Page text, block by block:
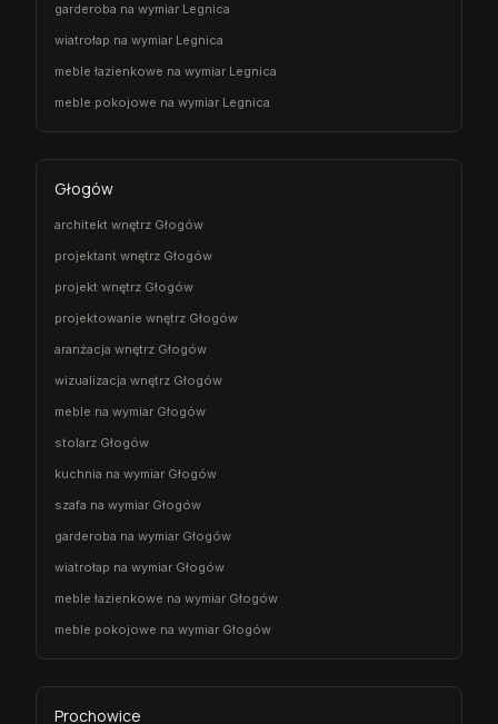
garderoba na wymiar Legnica
wiatrołap na wymiar Legnica
meble łazienkowe na wymiar Legnica
meble pokojowe na wymiar Legnica
Głogów
architekt wnętrz Głogów
projektant wnętrz Głogów
projekt wnętrz Głogów
projektowanie wnętrz Głogów
aranżacja wnętrz Głogów
wizualizacja wnętrz Głogów
meble na wymiar Głogów
stolarz Głogów
kuchnia na wymiar Głogów
szafa na wymiar Głogów
garderoba na wymiar Głogów
wiatrołap na wymiar Głogów
meble łazienkowe na wymiar Głogów
meble pokojowe na wymiar Głogów
Prochowice